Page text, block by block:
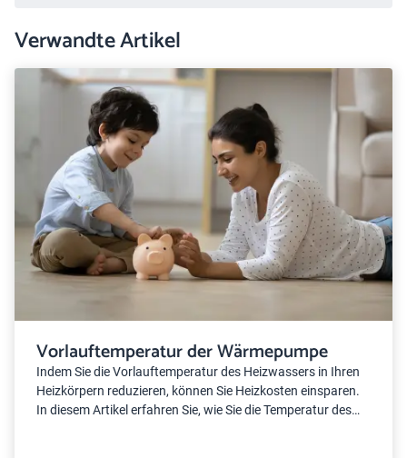
Verwandte Artikel
Vorlauftemperatur der Wärmepumpe
Indem Sie die Vorlauftemperatur des Heizwassers in Ihren
Heizkörpern reduzieren, können Sie Heizkosten einsparen.
In diesem Artikel erfahren Sie, wie Sie die Temperatur des